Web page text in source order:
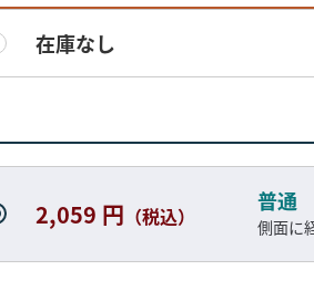
在庫なし
2,059 円 （税込）
普通
側面に